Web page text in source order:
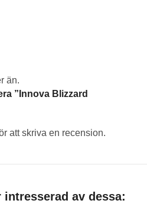
än.
”Innova Blizzard
att skriva en recension.
intresserad av dessa: